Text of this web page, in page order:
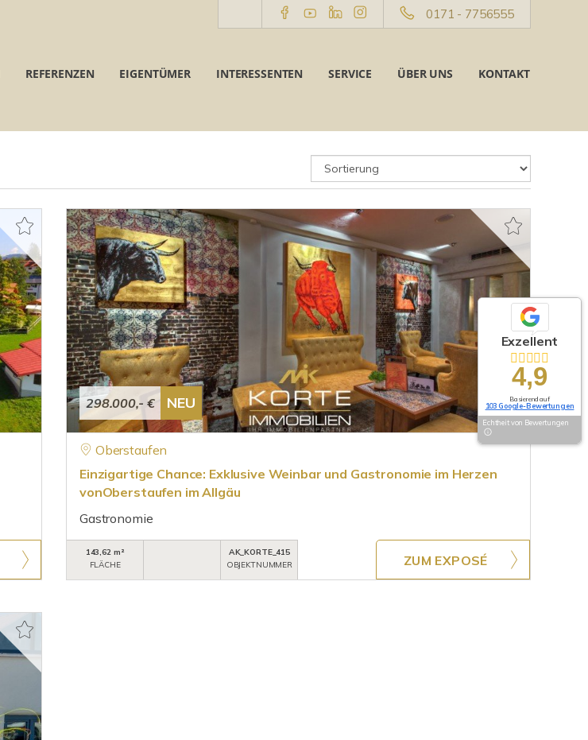
0171 - 7756555
REFERENZEN EIGENTÜMER INTERESSENTEN SERVICE ÜBER UNS KONTAKT
298.000,- € NEU
Oberstaufen
Einzigartige Chance: Exklusive Weinbar und Gastronomie im Herzen
vonOberstaufen im Allgäu
Gastronomie
143,62 m²
FLÄCHE
AK_KORTE_415
OBJEKTNUMMER
ZUM EXPOSÉ
Exzellent
4,9
Basierend auf
103 Google-Bewertungen
Echtheit von Bewertungen